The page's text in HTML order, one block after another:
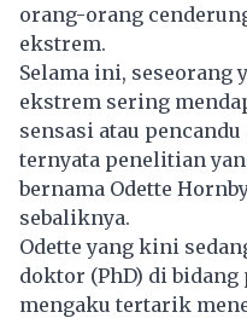
orang-orang
ekstrem.
Selama ini, seseorang
ekstrem sering
sensasi atau
ternyata penelitian
bernama Odette
sebaliknya.
Odette yang kini
doktor (PhD) di bidang
mengaku tertarik